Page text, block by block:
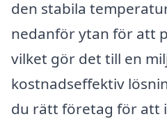
den stabila
nedanför ytan för att
vilket gör det till en
kostnadseffektiv
du rätt företag för att